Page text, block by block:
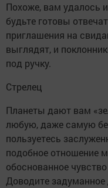
Похоже, вам удалось
будьте готовы
приглашения на
выглядят, и
под ручку.
Стрелец
Планеты дают вам
любую, даже самую
пользуетесь
подобное отношение
обоснованное
Доводите